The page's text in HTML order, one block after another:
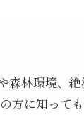
森林環境、
方に知って